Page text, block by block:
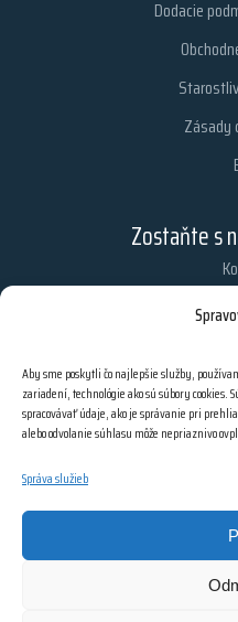
Aby sme poskytli čo najlepšie služby,
zariadení, technológie ako sú súbory
spracovávať údaje, ako je správanie pri
alebo odvolanie súhlasu môže nepriaznivo
Správa služieb
Dodacie
Zásady
Zostaňte s
Chcete dostávať